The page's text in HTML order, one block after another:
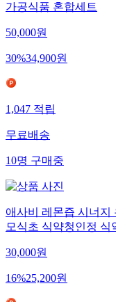
가공식품 혼합세트
50,000원
30%34,900원
1,047 적립
무료배송
10명 구매중
애사비 레몬즙 시너지
모식초 식약청인정 식
30,000원
16%25,200원